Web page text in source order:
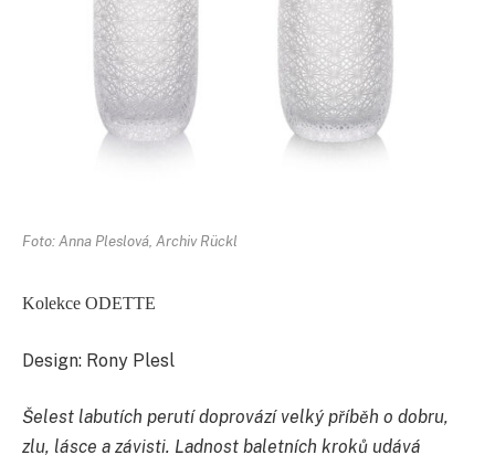
Foto: Anna Pleslová, Archiv Rückl
Kolekce ODETTE
Design: Rony Plesl
Šelest labutích perutí doprovází velký příběh o dobru,
zlu, lásce a závisti. Ladnost baletních kroků udává